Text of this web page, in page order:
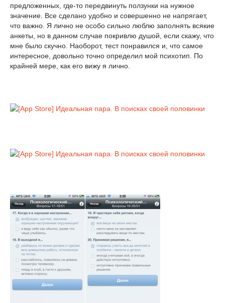
предложенных, где-то передвинуть ползунки на нужное
значение. Все сделано удобно и совершенно не напрягает,
что важно. Я лично не особо сильно люблю заполнять всякие
анкеты, но в данном случае покривлю душой, если скажу, что
мне было скучно. Наоборот, тест понравился и, что самое
интересное, довольно точно определил мой психотип. По
крайней мере, как его вижу я лично.